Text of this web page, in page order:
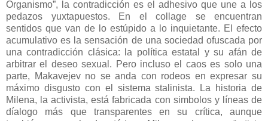
Organismo”, la contradicción es el adhesivo que une a los
pedazos yuxtapuestos. En el collage se encuentran
sentidos que van de lo estúpido a lo inquietante. El efecto
acumulativo es la sensación de una sociedad ofuscada por
una contradicción clásica: la política estatal y su afán de
arbitrar el deseo sexual. Pero incluso el caos es solo una
parte, Makavejev no se anda con rodeos en expresar su
máximo disgusto con el sistema stalinista. La historia de
Milena, la activista, está fabricada con simbolos y líneas de
díalogo más que transparentes en su crítica, aunque